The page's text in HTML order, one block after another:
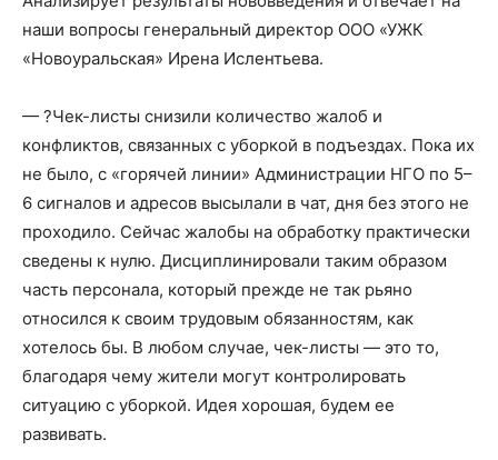
наши вопросы генеральный директор ООО «УЖК
«Новоуральская» Ирена Ислентьева.
— ?Чек-листы снизили количество жалоб и
конфликтов, связанных с уборкой в подъездах. Пока их
не было, с «горячей линии» Администрации НГО по 5–
6 сигналов и адресов высылали в чат, дня без этого не
проходило. Сейчас жалобы на обработку практически
сведены к нулю. Дисциплинировали таким образом
часть персонала, который прежде не так рьяно
относился к своим трудовым обязанностям, как
хотелось бы. В любом случае, чек-листы — это то,
благодаря чему жители могут контролировать
ситуацию с уборкой. Идея хорошая, будем ее
развивать.